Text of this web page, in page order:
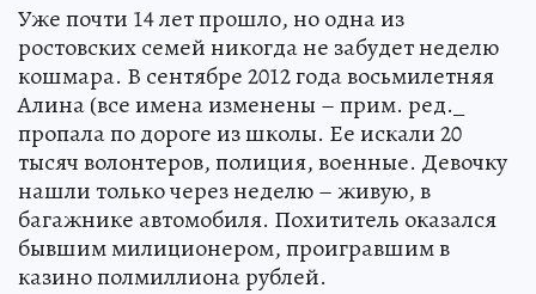
Уже почти 14 лет прошло, но одна из
ростовских семей никогда не забудет неделю
кошмара. В сентябре 2012 года восьмилетняя
Алина (все имена изменены – прим. ред._
пропала по дороге из школы. Ее искали 20
тысяч волонтеров, полиция, военные. Девочку
нашли только через неделю – живую, в
багажнике автомобиля. Похититель оказался
бывшим милиционером, проигравшим в
казино полмиллиона рублей.